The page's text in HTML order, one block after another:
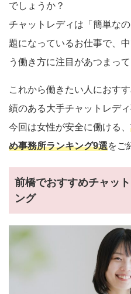
でしょうか？
チャットレディは「簡単な
題になっているお仕事で、
う働き方に注目があつまって
これから働きたい人におす
績のある大手チャットレディ
今回は女性が安全に働ける、
め事務所ランキング9選をご
前橋でおすすめチャッ
ング